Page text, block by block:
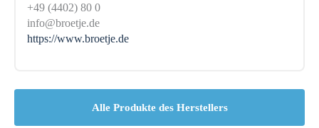
+49 (4402) 80 0
info@broetje.de
https://www.broetje.de
Alle Produkte des Herstellers